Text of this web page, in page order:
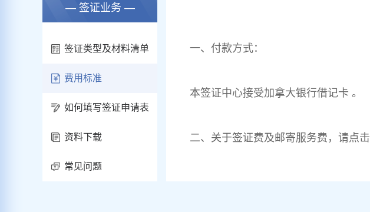
— 签证业务 —
签证类型及材料清单
费用标准
如何填写签证申请表
资料下载
常见问题
一、付款方式：
本签证中心接受加拿大银行借记卡 。
二、关于签证费及邮寄服务费，请点击